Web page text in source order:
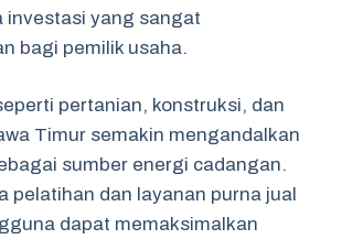
investasi yang sangat
bagi pemilik usaha.
pertanian, konstruksi, dan
Timur semakin mengandalkan
sumber energi cadangan.
pelatihan dan layanan purna jual
dapat memaksimalkan